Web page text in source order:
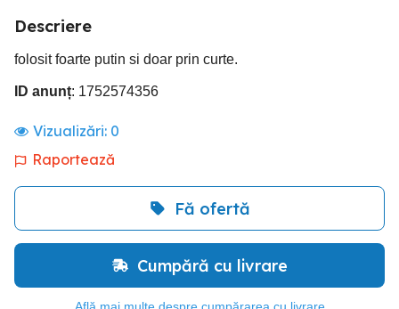
Descriere
folosit foarte putin si doar prin curte.
ID anunț: 1752574356
Vizualizări: 0
Raportează
Fă ofertă
Cumpără cu livrare